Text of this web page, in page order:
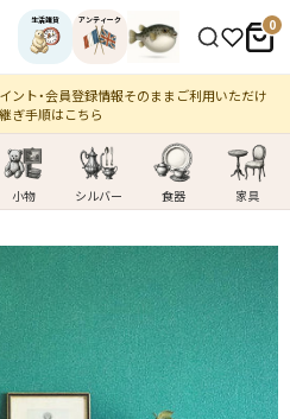
生活雑貨 アンティーク 0
ント・会員登録情報そのままご利用いただけ
ぎ手順はこちら
小物 シルバー 食器 家具